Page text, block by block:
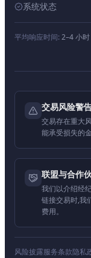
系统状态
平均响应时间: 2–4 小时
交易风险警
交易存在重大
能承受损失的金
联盟与合作
我们以介绍经
链接交易时,我
费用。
风险披露服务条款隐私